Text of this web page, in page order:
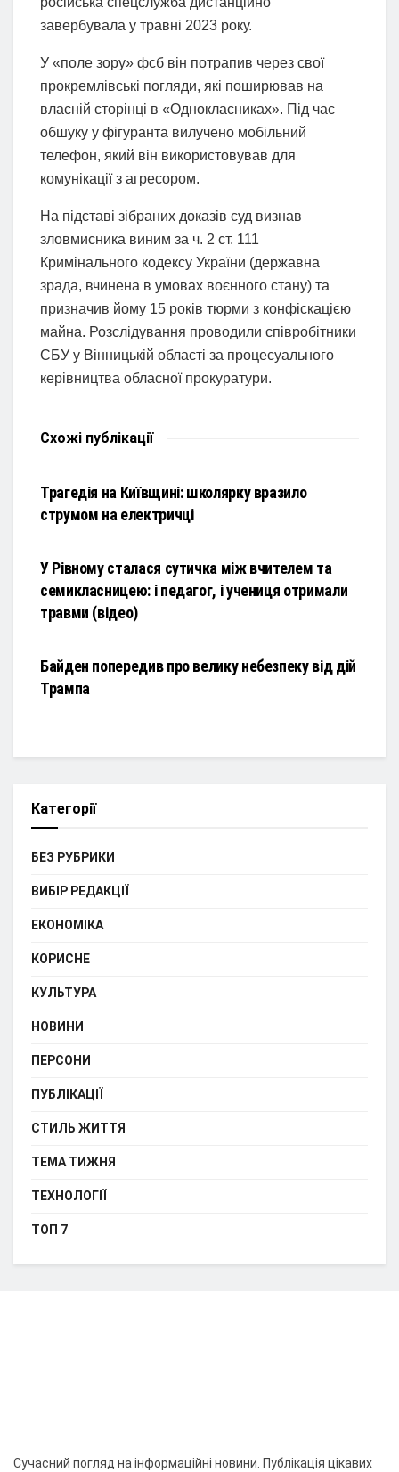
завербувала у травні 2023 року.
У «поле зору» фсб він потрапив через свої
прокремлівські погляди, які поширював на
власній сторінці в «Однокласниках». Під час
обшуку у фігуранта вилучено мобільний
телефон, який він використовував для
комунікації з агресором.
На підставі зібраних доказів суд визнав
зловмисника виним за ч. 2 ст. 111
Кримінального кодексу України (державна
зрада, вчинена в умовах воєнного стану) та
призначив йому 15 років тюрми з конфіскацією
майна. Розслідування проводили співробітники
СБУ у Вінницькій області за процесуального
керівництва обласної прокуратури.
Схожі публікації
Трагедія на Київщині: школярку вразило
струмом на електричці
У Рівному сталася сутичка між вчителем та
семикласницею: і педагог, і учениця отримали
травми (відео)
Байден попередив про велику небезпеку від дій
Трампа
Категорії
БЕЗ РУБРИКИ
ВИБІР РЕДАКЦІЇ
ЕКОНОМІКА
КОРИСНЕ
КУЛЬТУРА
НОВИНИ
ПЕРСОНИ
ПУБЛІКАЦІЇ
СТИЛЬ ЖИТТЯ
ТЕМА ТИЖНЯ
ТЕХНОЛОГІЇ
ТОП 7
Сучасний погляд на інформаційні новини. Публікація цікавих